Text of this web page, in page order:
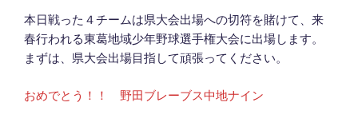
本日戦った４チームは県大会出場への切符を賭けて、来
春行われる東葛地域少年野球選手権大会に出場します。
まずは、県大会出場目指して頑張ってください。
おめでとう！！ 野田ブレーブス中地ナイン